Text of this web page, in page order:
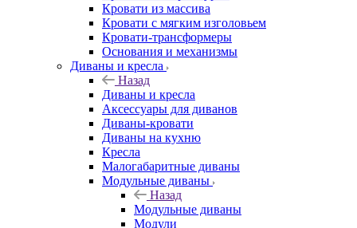
Кровати из массива
Кровати с мягким изголовьем
Кровати-трансформеры
Основания и механизмы
Диваны и кресла
Назад
Диваны и кресла
Аксессуары для диванов
Диваны-кровати
Диваны на кухню
Кресла
Малогабаритные диваны
Модульные диваны
Назад
Модульные диваны
Модули